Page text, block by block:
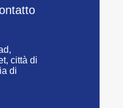
città di
di